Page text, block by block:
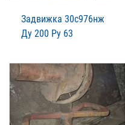
Задвижка 30с976нж
Ду 200 Ру 63